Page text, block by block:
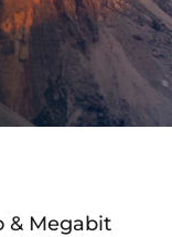
& Megabit